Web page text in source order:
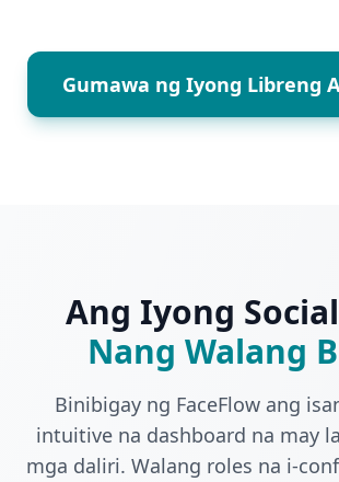
Gumawa ng Iyong Libreng
Ang Iyong
Nang Walang
Binibigay ng FaceFlow ang
intuitive na dashboard na may
mga daliri. Walang roles na i-